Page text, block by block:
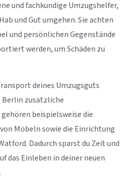
und fachkundige Umzugshelfer,
und Gut umgehen. Sie achten
und persönlichen Gegenstände
werden, um Schäden zu
deines Umzugsguts
zusätzliche
beispielsweise die
Möbeln sowie die Einrichtung
Dadurch sparst du Zeit und
das Einleben in deiner neuen